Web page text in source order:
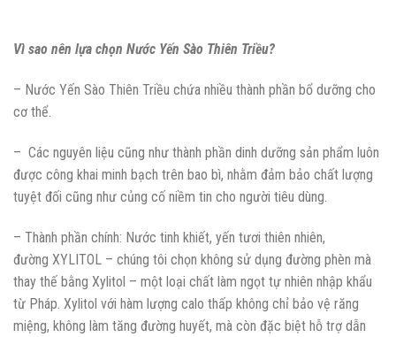
Vì sao nên lựa chọn Nước Yến Sào Thiên Triều?
– Nước Yến Sào Thiên Triều chứa nhiều thành phần bổ dưỡng cho
cơ thể.
– Các nguyên liệu cũng như thành phần dinh dưỡng sản phẩm luôn
được công khai minh bạch trên bao bì, nhằm đảm bảo chất lượng
tuyệt đối cũng như củng cố niềm tin cho người tiêu dùng.
– Thành phần chính: Nước tinh khiết, yến tươi thiên nhiên,
đường XYLITOL – chúng tôi chọn không sử dụng đường phèn mà
thay thế bằng Xylitol – một loại chất làm ngọt tự nhiên nhập khẩu
từ Pháp. Xylitol với hàm lượng calo thấp không chỉ bảo vệ răng
miệng, không làm tăng đường huyết, mà còn đặc biệt hỗ trợ dẫn